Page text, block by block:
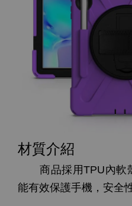
材質介紹
商品採用TPU內軟
能有效保護手機，安全